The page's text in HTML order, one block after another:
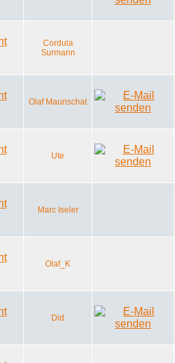
Cordula
Surmann
Olaf Maurischat
Ute
Marc Iseler
Olaf_K
Did